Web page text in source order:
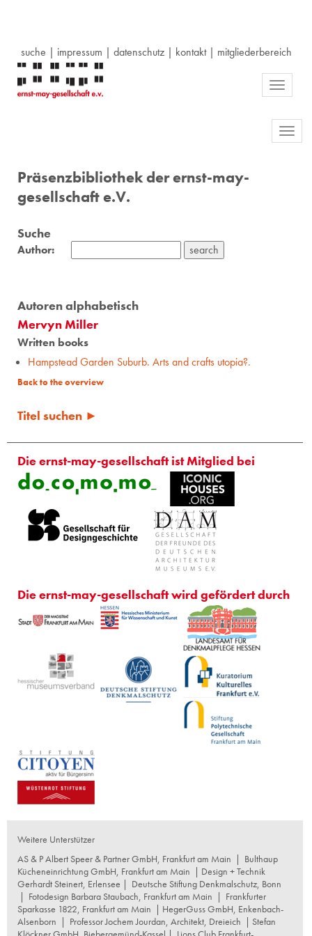
suche | impressum | datenschutz| kontakt| mitgliederbereich
Toggle
Präsenzbibliothek der ernst-may-
gesellschaft e.V.
Suche
Author:
Autoren alphabetisch
Mervyn Miller
Written books
Hampstead Garden Suburb. Arts and crafts utopia?.
Back to the overview
Titel suchen ►
Die ernst-may-gesellschaft ist Mitglied bei
Die ernst-may-gesellschaft wird gefördert durch
Weitere Unterstützer
AS & P Albert Speer & Partner GmbH, Frankfurt am Main | Bulthaup
Kücheneinrichtung GmbH, Frankfurt am Main | Design + Technik
Gerhardt Steinert, Erlensee | Deutsche Stiftung Denkmalschutz, Bonn
| Fotodesign Barbara Staubach, Frankfurt am Main | Frankfurter
Sparkasse 1822, Frankfurt am Main | HegerGuss GmbH, Enkenbach-
Alsenborn | Professor Jochem Jourdan, Architekt, Dreieich | Stefan